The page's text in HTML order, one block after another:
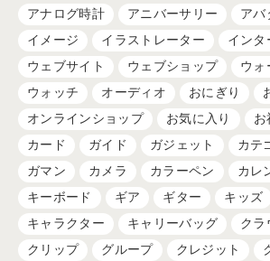
アナログ時計 アニバーサリー アバ
イメージ
イラストレーター
インタ
ウェブサイト
ウェブショップ
ウォ
ウォッチ
オーディオ おにぎり
オンラインショップ
お気に入り お
カード
ガイド ガジェット カテ
ガマン
カメラ カラーペン
カレ
キーボード
ギア ギター キッズ
キャラクター
キャリーバッグ クラ
クリップ
グループ クレジット